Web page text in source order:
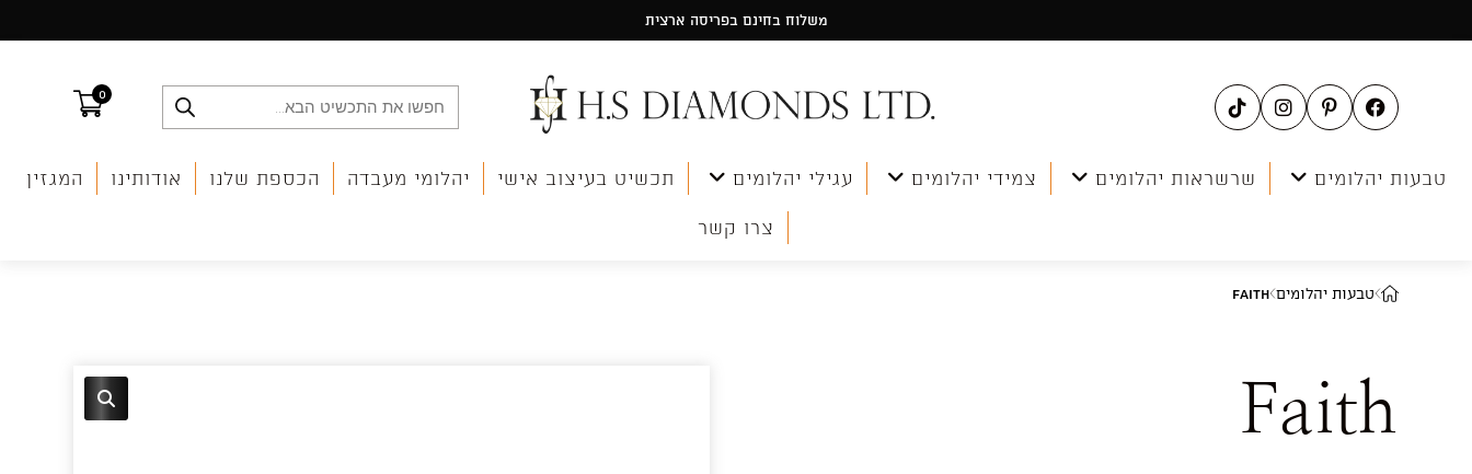
משלוח בחינם בפריסה ארצית
0
טבעות יהלומים שרשראות יהלומים צמידי יהלומים עגילי יהלומים תכשיט בעיצוב אישי יהלומי מעבדה הכספת שלנו אודותינו המגזין
צרו קשר
טבעות יהלומים Faith
Faith